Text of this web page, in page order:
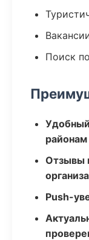
Поиск
районам
Отзывы
Push-